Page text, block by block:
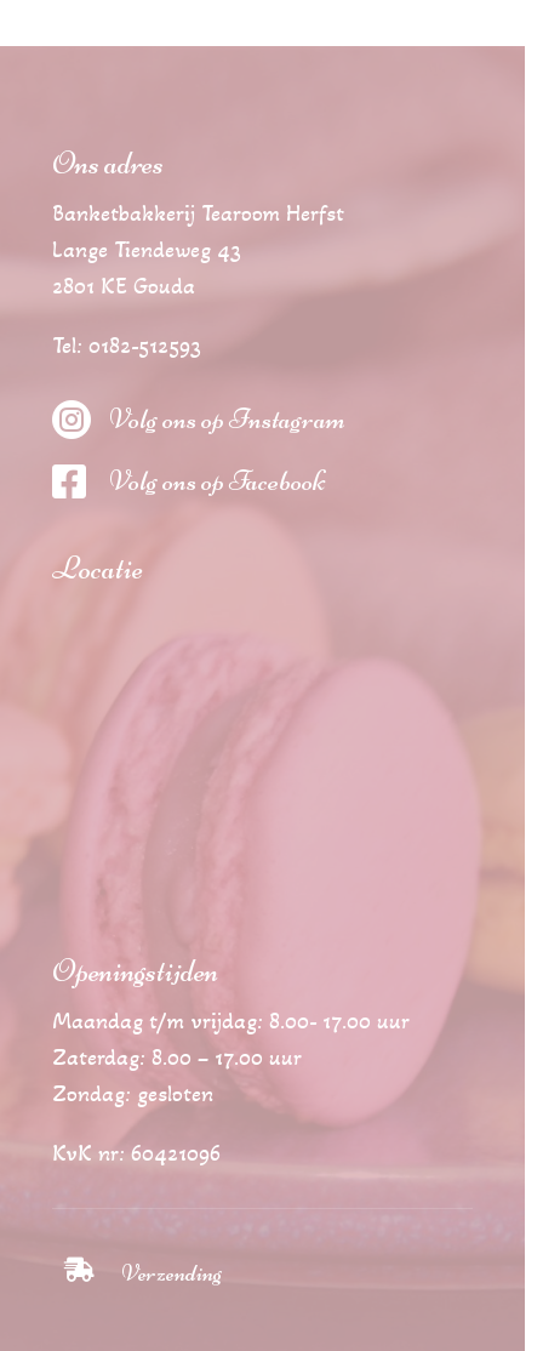
Ons adres
Banketbakkerij Tearoom Herfst
Lange Tiendeweg 43
2801 KE Gouda
Tel: 0182-512593
 Volg ons op Instagram
 Volg ons op Facebook
Locatie
Openingstijden
Maandag t/m vrijdag: 8.00- 17.00 uur
Zaterdag: 8.00 – 17.00 uur
Zondag: gesloten
KvK nr: 60421096
 Verzending